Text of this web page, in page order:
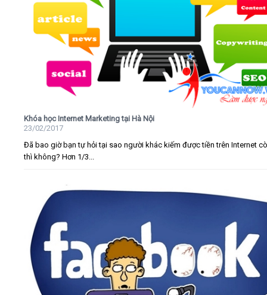
Khóa học Internet Marketing tại Hà Nội
23/02/2017
Đã bao giờ bạn tự hỏi tại sao người khác kiếm được tiền trên Internet
thì không? Hơn 1/3...